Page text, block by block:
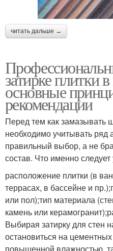
читать дальше →
затирке плитки
основные
рекомендации
Перед тем как замазывать
необходимо учитывать ряд
правильный выбор, а не
состав. Что именно следует
расположение плитки (в
террасах, в бассейне и
или пол);тип материала
камень или
Выбирая затирку для стен
остановиться на
повышенной влажностью,